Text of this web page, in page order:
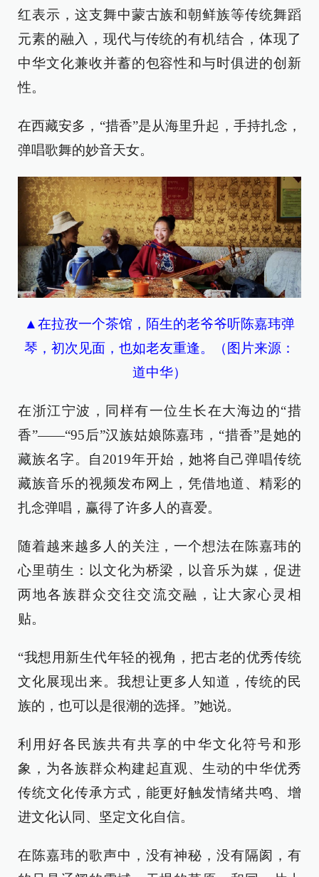
红表示，这支舞中蒙古族和朝鲜族等传统舞蹈
元素的融入，现代与传统的有机结合，体现了
中华文化兼收并蓄的包容性和与时俱进的创新
性。
在西藏安多，“措香”是从海里升起，手持扎念，
弹唱歌舞的妙音天女。
▲在拉孜一个茶馆，陌生的老爷爷听陈嘉玮弹
琴，初次见面，也如老友重逢。（图片来源：
道中华）
在浙江宁波，同样有一位生长在大海边的“措
香”——“95后”汉族姑娘陈嘉玮，“措香”是她的
藏族名字。自2019年开始，她将自己弹唱传统
藏族音乐的视频发布网上，凭借地道、精彩的
扎念弹唱，赢得了许多人的喜爱。
随着越来越多人的关注，一个想法在陈嘉玮的
心里萌生：以文化为桥梁，以音乐为媒，促进
两地各族群众交往交流交融，让大家心灵相
贴。
“我想用新生代年轻的视角，把古老的优秀传统
文化展现出来。我想让更多人知道，传统的民
族的，也可以是很潮的选择。”她说。
利用好各民族共有共享的中华文化符号和形
象，为各族群众构建起直观、生动的中华优秀
传统文化传承方式，能更好触发情绪共鸣、增
进文化认同、坚定文化自信。
在陈嘉玮的歌声中，没有神秘，没有隔阂，有